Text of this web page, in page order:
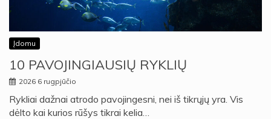
Įdomu
10 PAVOJINGIAUSIŲ RYKLIŲ
2026 6 rugpjūčio
Rykliai dažnai atrodo pavojingesni, nei iš tikrųjų yra. Vis
dėlto kai kurios rūšys tikrai kelia…